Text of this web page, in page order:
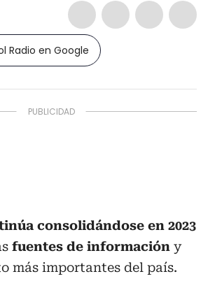
Radio en Google
consolidándose en 2023
fuentes de información y
más importantes del país.